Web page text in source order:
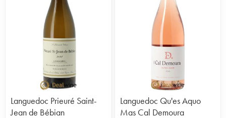
Languedoc Prieuré Saint-
Jean de Bébian
Languedoc Qu'es Aquo
Mas Cal Demoura